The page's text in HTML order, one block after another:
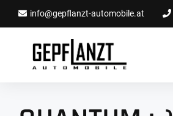
info@gepflanzt-automobile.at